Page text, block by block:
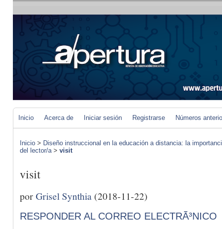
Inicio Acerca de Iniciar sesión Registrarse Números
Inicio > Diseño instruccional en la educación a distancia: la
del lector/a> visit
visit
porGrisel Synthia (2018-11-22)
RESPONDER AL CORREO ELECTRÃ³NICO